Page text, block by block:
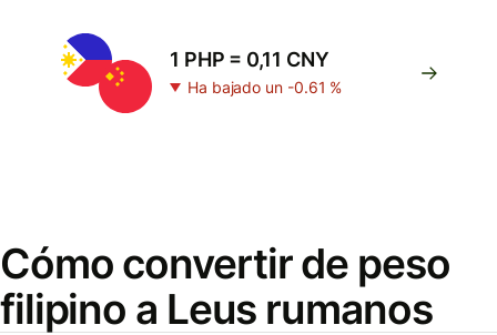
1 PHP = 0,11 CNY
Ha bajado un -0.61 %
Cómo convertir de peso
filipino a Leus rumanos